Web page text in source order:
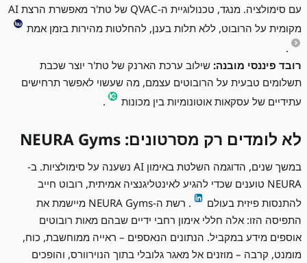
עם סימולציה. מנגד, טכנולוגיית ה-QVAC של טת'ר מאפשרת הרצת AI
מקומית על הרובוט, ללא תלות בענן, להחלטות מהירות בזמן אמת
.
רובד פיננסי מובנה: שילוב ערכת הארנק של טת'ר יוצר שכבת
תשלומים טבעית על הרובוטים עצמם, מה שעשוי לאפשר תרחישים
עתידיים של עסקאות אוטונומיות בין מכונות
.
לא לומדים רק מסרטונים: NEURA Gyms
במשך שנים, הדוגמה השלטת באימון AI נשענה על סימולציות. ב-
NEURA טוענים שכדי להגיע לאינטליגנציה אמיתית, רובוט חייב
להתנסות פיזית בעולם
. רשת ה-NEURA Gyms מיישמת את
התפיסה הזו: אלה חללי אימון רחבי ידיים שבהם מאות רובוטים
אוספים מידע במקביל. הנתונים הנאספים – ראייה ממוחשבת, כוח,
מומנט, קרבה – מוזנים אל מאגר גלובלי בתוך הנוירוורס, והופכים